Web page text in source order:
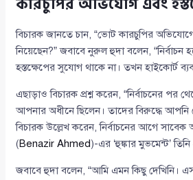
বিচারক জানতে চান, “ভোট কারচুপির অভিযোগে
নিয়েছেন?” জবাবে নুরুল হুদা বলেন, “নির্বাচন
হস্তক্ষেপের সুযোগ থাকে না। তখন হাইকোর্ট
এছাড়াও বিচারক প্রশ্ন করেন, “নির্বাচনের পর
আপনার অধীনে ছিলেন। তাদের বিরুদ্ধে আপনি
বিচারক উল্লেখ করেন, নির্বাচনের আগে
(Benazir Ahmed)-এর ‘হুঙ্কার মুভমেন্ট’
জবাবে হুদা বলেন, “আমি এমন কিছু দেখিনি।